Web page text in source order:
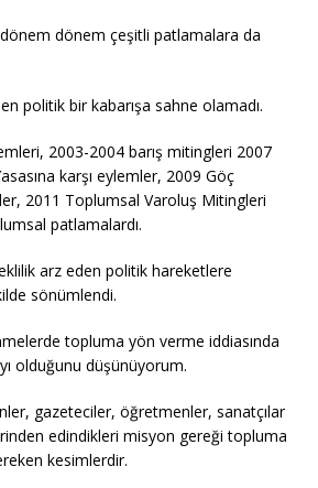
dönem çeşitli patlamalara da
politik bir kabarışa sahne olamadı.
2003-2004 barış mitingleri 2007
karşı eylemler, 2009 Göç
2011 Toplumsal Varoluş Mitingleri
patlamalardı.
arz eden politik hareketlere
sönümlendi.
topluma yön verme iddiasında
olduğunu düşünüyorum.
gazeteciler, öğretmenler, sanatçılar
edindikleri misyon gereği topluma
kesimlerdir.